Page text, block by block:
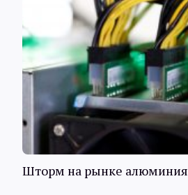
Шторм на рынке алюминия